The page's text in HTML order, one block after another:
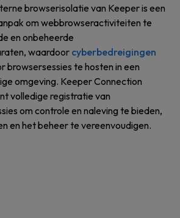
browserisolatie van Keeper is een
om webbrowseractiviteiten te
en onbeheerde
waardoor cyberbedreigingen
browsersessies te hosten in een
omgeving. Keeper Connection
volledige registratie van
om controle en naleving te bieden,
en het beheer te vereenvoudigen.